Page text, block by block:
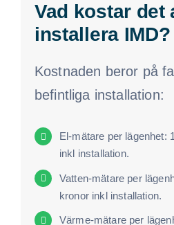
Vad kostar det
installera IMD?
Kostnaden beror på
befintliga installation:
El-mätare per lägenhet:
inkl installation.
Vatten-mätare per
kronor inkl installation.
Värme-mätare per